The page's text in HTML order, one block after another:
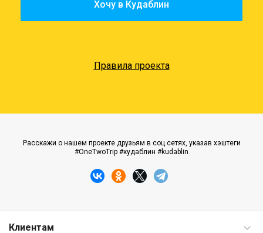
Правила проекта
Расскажи о нашем проекте друзьям в соц.сетях, указав хэштеги
#OneTwoTrip #кудаблин #kudablin
Клиентам